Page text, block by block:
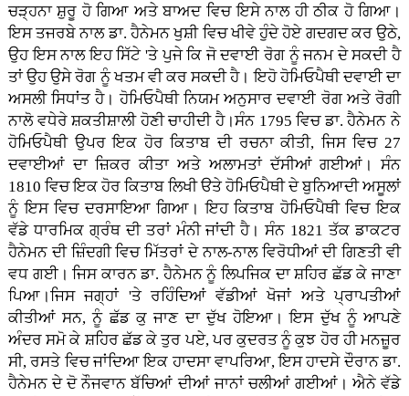
ਚੜ੍ਹਨਾ ਸ਼ੁਰੂ ਹੋ ਗਿਆ ਅਤੇ ਬਾਅਦ ਵਿਚ ਇਸੇ ਨਾਲ ਹੀ ਠੀਕ ਹੋ ਗਿਆ।
ਇਸ ਤਜਰਬੇ ਨਾਲ ਡਾ. ਹੈਨੇਮਨ ਖੁਸ਼ੀ ਵਿਚ ਖੀਵੇ ਹੁੰਦੇ ਹੋਏ ਗਦਗਦ ਕਰ ਉਠੇ,
ਉਹ ਇਸ ਨਾਲ ਇਹ ਸਿੱਟੇ 'ਤੇ ਪੁਜੇ ਕਿ ਜੋ ਦਵਾਈ ਰੋਗ ਨੂੰ ਜਨਮ ਦੇ ਸਕਦੀ ਹੈ
ਤਾਂ ਉਹ ਉਸੇ ਰੋਗ ਨੂੰ ਖਤਮ ਵੀ ਕਰ ਸਕਦੀ ਹੈ। ਇਹੋ ਹੋਮਿਓਪੈਥੀ ਦਵਾਈ ਦਾ
ਅਸਲੀ ਸਿਧਾਂਤ ਹੈ। ਹੋਮਿਓਪੈਥੀ ਨਿਯਮ ਅਨੁਸਾਰ ਦਵਾਈ ਰੋਗ ਅਤੇ ਰੋਗੀ
ਨਾਲੋ ਵਧੇਰੇ ਸ਼ਕਤੀਸ਼ਾਲੀ ਹੋਣੀ ਚਾਹੀਦੀ ਹੈ।ਸੰਨ 1795 ਵਿਚ ਡਾ. ਹੈਨੇਮਨ ਨੇ
ਹੋਮਿਓਪੈਥੀ ਉਪਰ ਇਕ ਹੋਰ ਕਿਤਾਬ ਦੀ ਰਚਨਾ ਕੀਤੀ, ਜਿਸ ਵਿਚ 27
ਦਵਾਈਆਂ ਦਾ ਜ਼ਿਕਰ ਕੀਤਾ ਅਤੇ ਅਲਾਮਤਾਂ ਦੱਸੀਆਂ ਗਈਆਂ। ਸੰਨ
1810 ਵਿਚ ਇਕ ਹੋਰ ਕਿਤਾਬ ਲਿਖੀ ੳਤੇ ਹੋਮਿਓਪੈਥੀ ਦੇ ਬੁਨਿਆਦੀ ਅਸੂਲਾਂ
ਨੂੰ ਇਸ ਵਿਚ ਦਰਸਾਇਆ ਗਿਆ। ਇਹ ਕਿਤਾਬ ਹੋਮਿਓਪੈਥੀ ਵਿਚ ਇਕ
ਵੱਡੇ ਧਾਰਮਿਕ ਗ੍ਰੰਥ ਦੀ ਤਰਾਂ ਮੰਨੀ ਜਾਂਦੀ ਹੈ। ਸੰਨ 1821 ਤੱਕ ਡਾਕਟਰ
ਹੈਨੇਮਨ ਦੀ ਜ਼ਿੰਦਗੀ ਵਿਚ ਮਿੱਤਰਾਂ ਦੇ ਨਾਲ-ਨਾਲ ਵਿਰੋਧੀਆਂ ਦੀ ਗਿਣਤੀ ਵੀ
ਵਧ ਗਈ। ਜਿਸ ਕਾਰਨ ਡਾ. ਹੈਨੇਮਨ ਨੂੰ ਲਿਪਜਿਕ ਦਾ ਸ਼ਹਿਰ ਛੱਡ ਕੇ ਜਾਣਾ
ਪਿਆ।ਜਿਸ ਜਗ੍ਹਾਂ 'ਤੇ ਰਹਿੰਦਿਆਂ ਵੱਡੀਆਂ ਖੋਜਾਂ ਅਤੇ ਪ੍ਰਾਪਤੀਆਂ
ਕੀਤੀਆਂ ਸਨ, ਨੂੰ ਛੱਡ ਕੁ ਜਾਣ ਦਾ ਦੁੱਖ ਹੋਇਆ। ਇਸ ਦੁੱਖ ਨੂੰ ਆਪਣੇ
ਅੰਦਰ ਸਮੋ ਕੇ ਸ਼ਹਿਰ ਛੱਡ ਕੇ ਤੁਰ ਪਏ, ਪਰ ਕੁਦਰਤ ਨੂੰ ਕੁਝ ਹੋਰ ਹੀ ਮਨਜ਼ੂਰ
ਸੀ, ਰਸਤੇ ਵਿਚ ਜਾਂਦਿਆ ਇਕ ਹਾਦਸਾ ਵਾਪਰਿਆ, ਇਸ ਹਾਦਸੇ ਦੌਰਾਨ ਡਾ.
ਹੈਨੇਮਨ ਦੇ ਦੋ ਨੌਜਵਾਨ ਬੱਚਿਆਂ ਦੀਆਂ ਜਾਨਾਂ ਚਲੀਆਂ ਗਈਆਂ। ਐਨੇ ਵੱਡੇ